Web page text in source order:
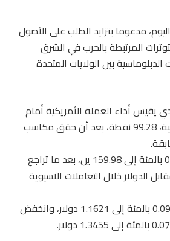
مدعوما بتزايد الطلب على الأصول
المرتبطة بالحرب في الشرق
بين الولايات المتحدة
يقيس أداء العملة الأمريكية أمام
سلة من العملات الرئيسية، 99.28 نقطة، بعد أن حقق مكاسب
وصعد الدولار بنسبة 0.04 بالمئة إلى 159.98 ين، بعد ما تراجع
إلى مستوى 160 مقابل الدولار خلال التعاملات الآسيوية
كما تراجع اليورو بنسبة 0.09 بالمئة إلى 1.1621 دولار، وانخفض